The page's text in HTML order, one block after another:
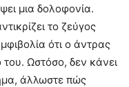
μια δολοφονία.
το ζεύγος
ότι ο άντρας
Ωστόσο, δεν κάνει
άλλωστε πώς